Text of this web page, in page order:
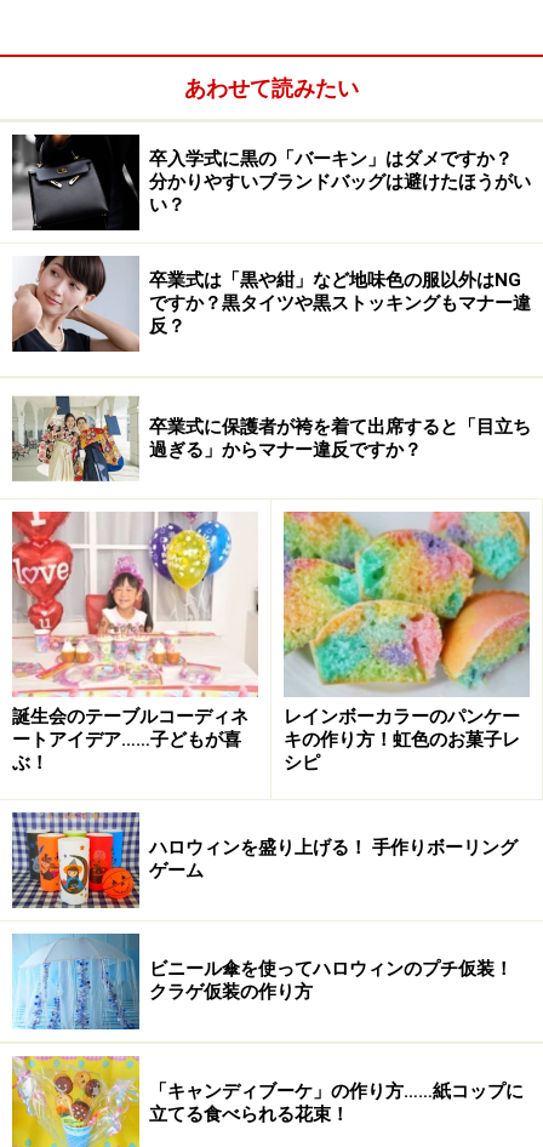
はこちらの方法をお勧めしています。
材料：ホットケーキミックス 200g、卵 1個、牛乳
140g、かぼちゃ生地（かぼちゃ 80g、牛乳 小さじ 2
）、ココア生地（ココアパウダー 大さじ 1、牛乳 小
さじ1/2）
かぼちゃを蒸します。
1.かぼちゃを加熱し、柔らかくなったらフォークの背で
潰します。
牛乳を加えます。
2.かぼちゃに牛乳を小さじ2加え、滑らかにします。
ホットケーキの生地を作ります。
あわせて読みたい
卒入学式に黒の「バーキン」はダメですか？
分かりやすいブランドバッグは避けたほうがい
い？
卒業式は「黒や紺」など地味色の服以外はNG
ですか？黒タイツや黒ストッキングもマナー違
反？
卒業式に保護者が袴を着て出席すると「目立ち
過ぎる」からマナー違反ですか？
誕生会のテーブルコーディネ
ートアイデア……子どもが喜
ぶ！
レインボーカラーのパンケー
キの作り方！虹色のお菓子レ
シピ
ハロウィンを盛り上げる！ 手作りボーリング
ゲーム
ビニール傘を使ってハロウィンのプチ仮装！
クラゲ仮装の作り方
「キャンディブーケ」の作り方……紙コップに
立てる食べられる花束！